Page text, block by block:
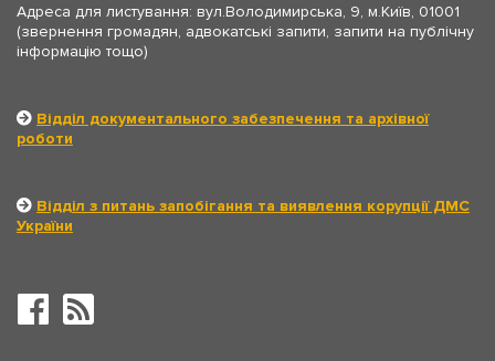
Адреса для листування: вул.Володимирська, 9, м.Київ, 01001
(звернення громадян, адвокатські запити, запити на публічну
інформацію тощо)
Відділ документального забезпечення та архівної
роботи
Відділ з питань запобігання та виявлення корупції ДМС
України